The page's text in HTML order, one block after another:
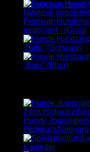
Zurück zum Shop
Premium
gepolstert - (Grau)
„Balu" (Schwarz)
„Balu" (Blau)
Hunde
(Schwarz/
Kauleder